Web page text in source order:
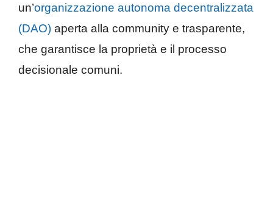
un’organizzazione autonoma decentralizzata
(DAO) aperta alla community e trasparente,
che garantisce la proprietà e il processo
decisionale comuni.